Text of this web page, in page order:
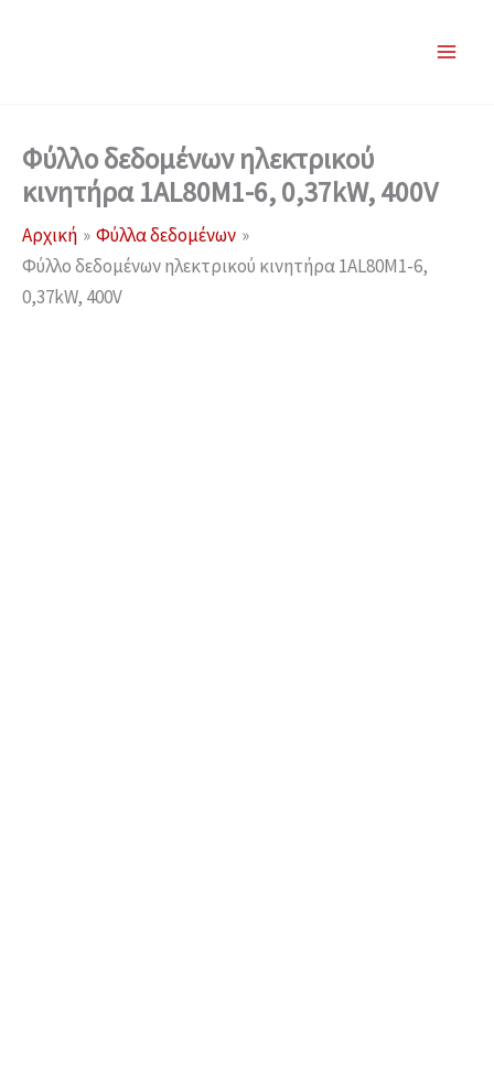
Φύλλο δεδομένων ηλεκτρικού
κινητήρα 1AL80M1-6, 0,37kW, 400V
Αρχική
Φύλλα δεδομένων
Φύλλο δεδομένων ηλεκτρικού κινητήρα 1AL80M1-6,
0,37kW, 400V